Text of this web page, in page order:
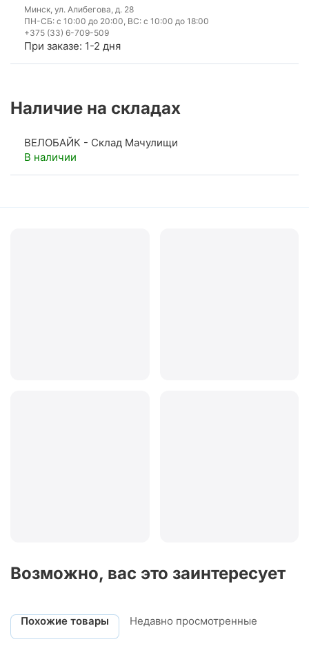
Минск, ул. Алибегова, д. 28
ПН-СБ: с 10:00 до 20:00, ВС: с 10:00 до 18:00
+375 (33) 6-709-509
При заказе: 1-2 дня
Наличие на складах
ВЕЛОБАЙК - Склад Мачулищи
В наличии
Возможно, вас это заинтересует
Похожие товары Недавно просмотренные